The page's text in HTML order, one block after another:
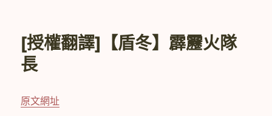
[授權翻譯]【盾冬】霹靂火隊
長
原文網址